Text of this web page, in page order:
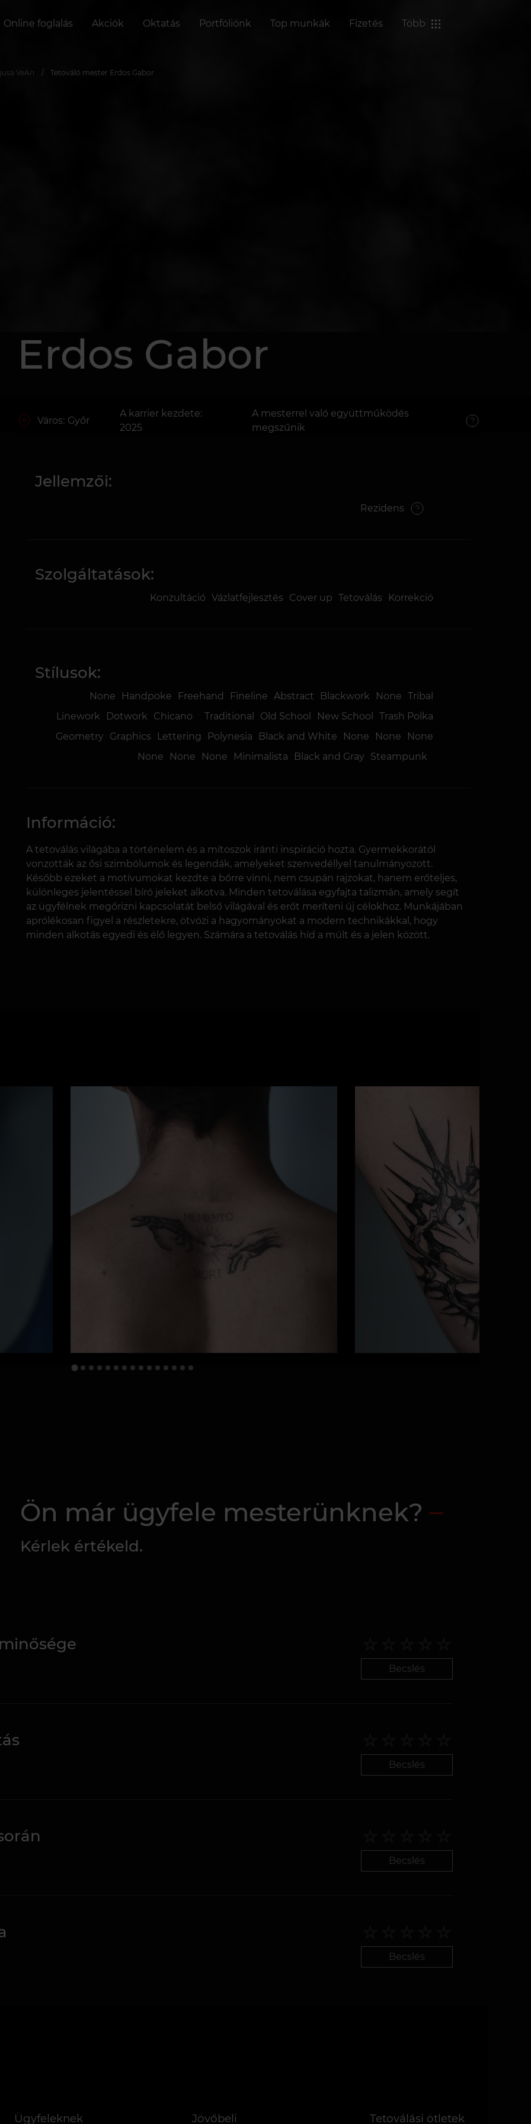
Online foglalás Akciók Oktatás Portfóliónk Top munkák Fizetés Több
VeAn Tetováló mester Erdos Gabor
Erdos Gabor
Város: Győr
A karrier kezdete:
2025
A mesterrel való együttműködés
megszűnik
Jellemzői:
Rezidens
Szolgáltatások:
Konzultáció Vázlatfejlesztés Cover up Tetoválás Korrekció
Stílusok:
None Handpoke Freehand Fineline Abstract Blackwork None
Tribal
Linework
Dotwork Chicano Traditional Old School New School
Trash Polka
Geometry Graphics Lettering Polynesia Black and White None None
None
None
None None Minimalista Black and Gray Steampunk
Információ:
A tetoválás világába a történelem és a mítoszok iránti inspiráció hozta. Gyermekkorától
vonzották az ősi szimbólumok és legendák, amelyeket szenvedéllyel tanulmányozott.
Később ezeket a motívumokat kezdte a bőrre vinni, nem csupán rajzokat, hanem erőteljes,
különleges jelentéssel bíró jeleket alkotva. Minden tetoválása egyfajta talizmán, amely segít
az ügyfélnek megőrizni kapcsolatát belső világával és erőt meríteni új célokhoz. Munkájában
aprólékosan figyel a részletekre, ötvözi a hagyományokat a modern technikákkal, hogy
minden alkotás egyedi és élő legyen. Számára a tetoválás híd a múlt és a jelen között.
Ön már ügyfele mesterünknek?
Kérlek értékeld.
Becslés
Becslés
Becslés
Becslés
Ügyfeleknek Jövőbeli Tetoválási ötletek